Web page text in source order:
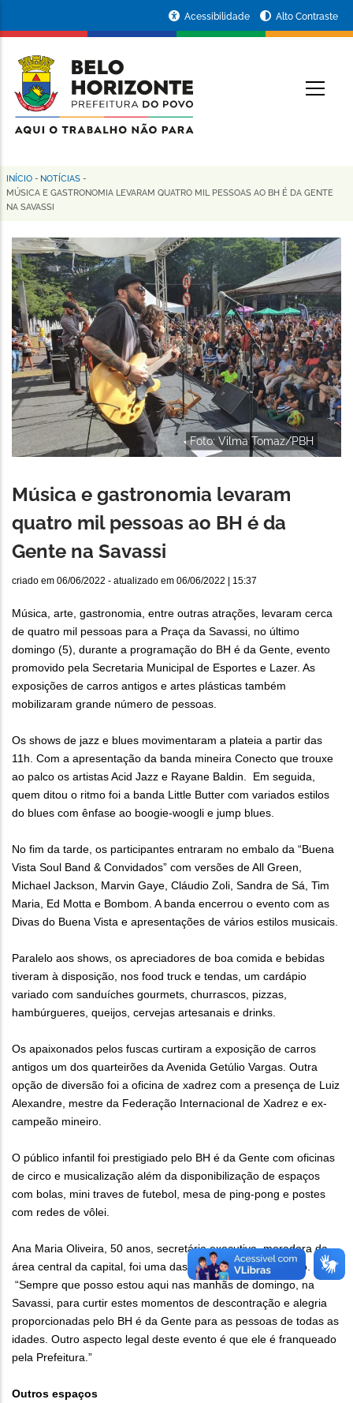
conteúdo
principal
da
Prefeitura
de
Horizonte
Acessibilidade Alto Contraste
Trilha
de
navegação
INÍCIO - NOTÍCIAS -
MÚSICA E GASTRONOMIA LEVARAM QUATRO MIL PESSOAS AO BH É DA GENTE
NA SAVASSI
Foto: Vilma Tomaz/PBH
Música e gastronomia levaram
quatro mil pessoas ao BH é da
Gente na Savassi
criado em 06/06/2022 - atualizado em 06/06/2022 | 15:37
Música, arte, gastronomia, entre outras atrações, levaram cerca
de quatro mil pessoas para a Praça da Savassi, no último
domingo (5), durante a programação do BH é da Gente, evento
promovido pela Secretaria Municipal de Esportes e Lazer. As
exposições de carros antigos e artes plásticas também
mobilizaram grande número de pessoas.
Os shows de jazz e blues movimentaram a plateia a partir das
11h. Com a apresentação da banda mineira Conecto que trouxe
ao palco os artistas Acid Jazz e Rayane Baldin. Em seguida,
quem ditou o ritmo foi a banda Little Butter com variados estilos
do blues com ênfase ao boogie-woogli e jump blues.
No fim da tarde, os participantes entraram no embalo da “Buena
Vista Soul Band & Convidados” com versões de All Green,
Michael Jackson, Marvin Gaye, Cláudio Zoli, Sandra de Sá, Tim
Maria, Ed Motta e Bombom. A banda encerrou o evento com as
Divas do Buena Vista e apresentações de vários estilos musicais.
Paralelo aos shows, os apreciadores de boa comida e bebidas
tiveram à disposição, nos food truck e tendas, um cardápio
variado com sanduíches gourmets, churrascos, pizzas,
hambúrgueres, queijos, cervejas artesanais e drinks.
Os apaixonados pelos fuscas curtiram a exposição de carros
antigos um dos quarteirões da Avenida Getúlio Vargas. Outra
opção de diversão foi a oficina de xadrez com a presença de Luiz
Alexandre, mestre da Federação Internacional de Xadrez e ex-
campeão mineiro.
O público infantil foi prestigiado pelo BH é da Gente com oficinas
de circo e musicalização além da disponibilização de espaços
com bolas, mini traves de futebol, mesa de ping-pong e postes
com redes de vôlei.
Ana Maria Oliveira, 50 anos, secretária executiva, moradora da
área central da capital, foi uma das participantes do evento.
“Sempre que posso estou aqui nas manhãs de domingo, na
Savassi, para curtir estes momentos de descontração e alegria
proporcionadas pelo BH é da Gente para as pessoas de todas as
idades. Outro aspecto legal deste evento é que ele é franqueado
pela Prefeitura.”
Outros espaços